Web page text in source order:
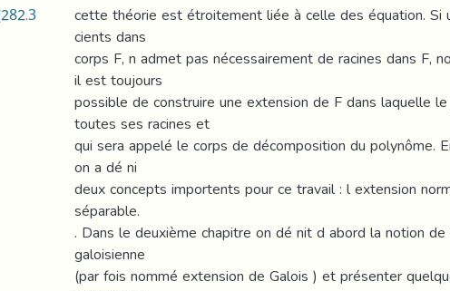
cette théorie est étroitement liée à celle des équation. Si
cients dans
corps F, n admet pas nécessairement de racines dans F,
il est toujours
possible de construire une extension de F dans laquelle
toutes ses racines et
qui sera appelé le corps de décomposition du polynôme.
on a dé ni
deux concepts importents pour ce travail : l extension
séparable.
. Dans le deuxième chapitre on dé nit d abord la notion
galoisienne
(par fois nommé extension de Galois ) et présenter